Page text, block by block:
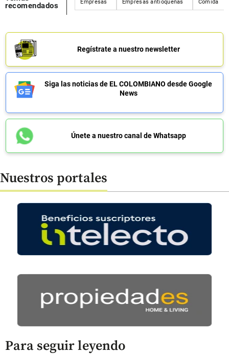
recomendados
Empresas Empresas antioqueñas Comida
Regístrate a nuestro newsletter
Siga las noticias de EL COLOMBIANO desde Google
News
Únete a nuestro canal de Whatsapp
Nuestros portales
Para seguir leyendo